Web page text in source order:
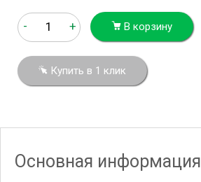
- + В корзину
Купить в 1 клик
Основная информация